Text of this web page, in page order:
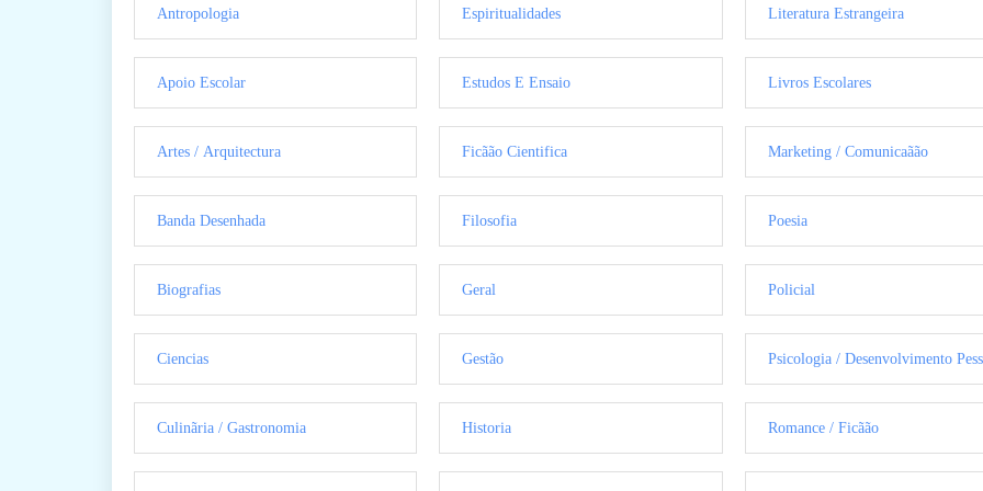
Antropologia
Apoio Escolar
Artes / Arquitectura
Banda Desenhada
Biografias
Ciencias
Culinãria / Gastronomia
Espiritualidades
Estudos E Ensaio
Ficãão Cientifica
Filosofia
Geral
Gestão
Historia
Literatura Estrangeira
Livros Escolares
Marketing / Comunicaãão
Poesia
Policial
Psicologia / Desenvolvimento
Romance / Ficãão